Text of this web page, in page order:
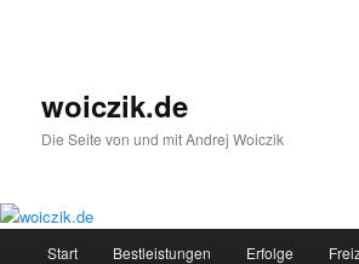
woiczik.de
Die Seite von und mit Andrej Woiczik
Start Bestleistungen Erfolge